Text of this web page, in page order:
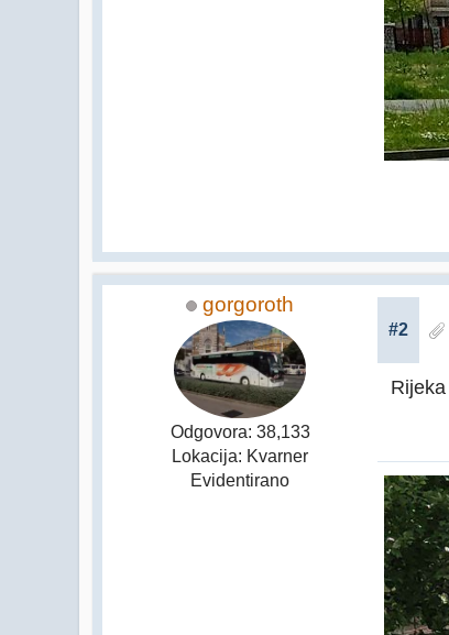
gorgoroth
Odgovora: 38,133
Lokacija: Kvarner
Evidentirano
#2
Rijeka